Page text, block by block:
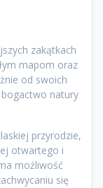
zakątkach
mapom oraz
od swoich
natury
przyrodzie,
otwartego i
możliwość
się